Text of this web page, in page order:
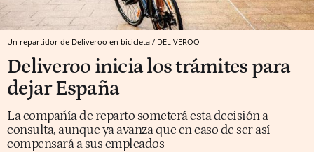
Un repartidor de Deliveroo en bicicleta / DELIVEROO
Deliveroo inicia los trámites para
dejar España
La compañía de reparto someterá esta decisión a
consulta, aunque ya avanza que en caso de ser así
compensará a sus empleados